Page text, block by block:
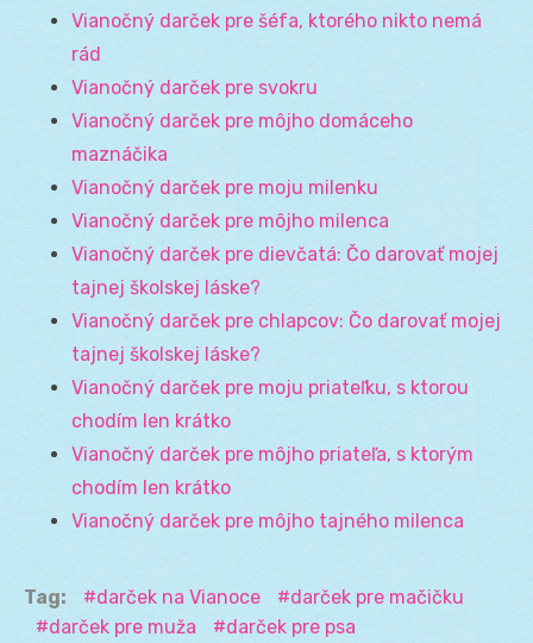
Vianočný darček pre šéfa, ktorého nikto nemá
rád
Vianočný darček pre svokru
Vianočný darček pre môjho domáceho
maznáčika
Vianočný darček pre moju milenku
Vianočný darček pre môjho milenca
Vianočný darček pre dievčatá: Čo darovať mojej
tajnej školskej láske?
Vianočný darček pre chlapcov: Čo darovať mojej
tajnej školskej láske?
Vianočný darček pre moju priateľku, s ktorou
chodím len krátko
Vianočný darček pre môjho priateľa, s ktorým
chodím len krátko
Vianočný darček pre môjho tajného milenca
Tag: darček na Vianoce
darček pre mačičku
darček pre muža
darček pre psa